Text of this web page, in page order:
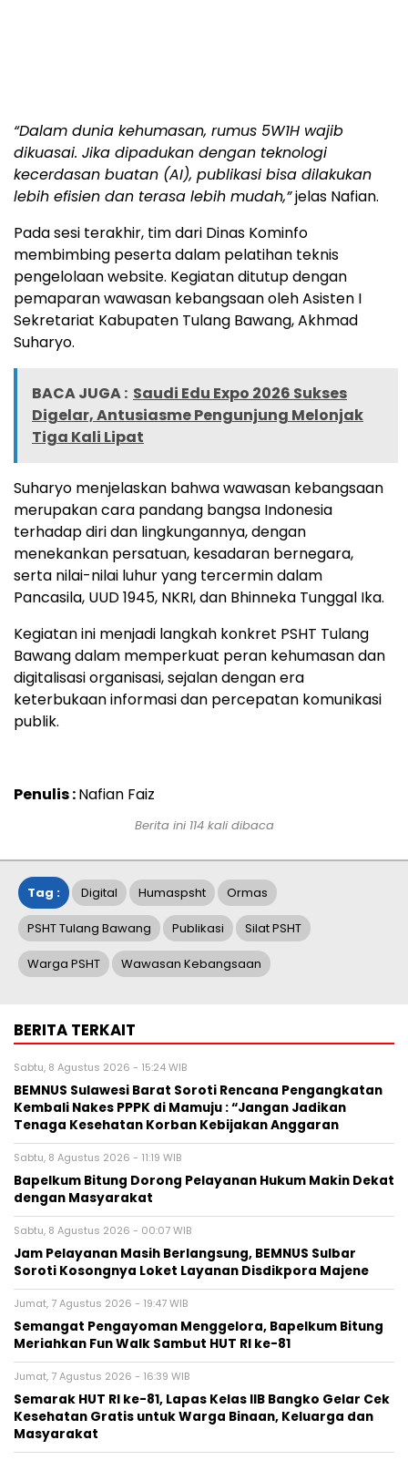
“Dalam dunia kehumasan, rumus 5W1H wajib
dikuasai. Jika dipadukan dengan teknologi
kecerdasan buatan (AI), publikasi bisa dilakukan
lebih efisien dan terasa lebih mudah,”jelas Nafian.
Pada sesi terakhir, tim dari Dinas Kominfo
membimbing peserta dalam pelatihan teknis
pengelolaan website. Kegiatan ditutup dengan
pemaparan wawasan kebangsaan oleh Asisten I
Sekretariat Kabupaten Tulang Bawang, Akhmad
Suharyo.
BACA JUGA : Saudi Edu Expo 2026 Sukses
Digelar, Antusiasme Pengunjung Melonjak
Tiga Kali Lipat
Suharyo menjelaskan bahwa wawasan kebangsaan
merupakan cara pandang bangsa Indonesia
terhadap diri dan lingkungannya, dengan
menekankan persatuan, kesadaran bernegara,
serta nilai-nilai luhur yang tercermin dalam
Pancasila, UUD 1945, NKRI, dan Bhinneka Tunggal Ika.
Kegiatan ini menjadi langkah konkret PSHT Tulang
Bawang dalam memperkuat peran kehumasan dan
digitalisasi organisasi, sejalan dengan era
keterbukaan informasi dan percepatan komunikasi
publik.
Penulis :Nafian Faiz
Berita ini 114kali dibaca
Tag : Digital Humaspsht Ormas
PSHT Tulang Bawang Publikasi Silat PSHT
Warga PSHT Wawasan Kebangsaan
BERITA TERKAIT
Sabtu, 8 Agustus 2026 - 15:24 WIB
BEMNUS Sulawesi Barat Soroti Rencana Pengangkatan
Kembali Nakes PPPK di Mamuju : “Jangan Jadikan
Tenaga Kesehatan Korban Kebijakan Anggaran
Sabtu, 8 Agustus 2026 - 11:19 WIB
Bapelkum Bitung Dorong Pelayanan Hukum Makin Dekat
dengan Masyarakat
Sabtu, 8 Agustus 2026 - 00:07 WIB
Jam Pelayanan Masih Berlangsung, BEMNUS Sulbar
Soroti Kosongnya Loket Layanan Disdikpora Majene
Jumat, 7 Agustus 2026 - 19:47 WIB
Semangat Pengayoman Menggelora, Bapelkum Bitung
Meriahkan Fun Walk Sambut HUT RI ke-81
Jumat, 7 Agustus 2026 - 16:39 WIB
Semarak HUT RI ke-81, Lapas Kelas IIB Bangko Gelar Cek
Kesehatan Gratis untuk Warga Binaan, Keluarga dan
Masyarakat